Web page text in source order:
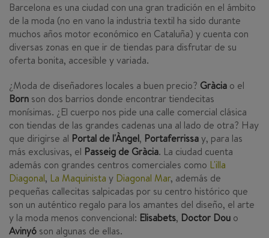
Barcelona es una ciudad con una gran tradición en el ámbito
de la moda (no en vano la industria textil ha sido durante
muchos años motor económico en Cataluña) y cuenta con
diversas zonas en que ir de tiendas para disfrutar de su
oferta bonita, accesible y variada.
¿Moda de diseñadores locales a buen precio? Gràcia o el
Born son dos barrios donde encontrar tiendecitas
monísimas. ¿El cuerpo nos pide una calle comercial clásica
con tiendas de las grandes cadenas una al lado de otra? Hay
que dirigirse al Portal de l'Àngel, Portaferrissay, para las
más exclusivas, el Passeig de Gràcia. La ciudad cuenta
además con grandes centros comerciales como L'illa
Diagonal, La Maquinista y Diagonal Mar, además de
pequeñas callecitas salpicadas por su centro histórico que
son un auténtico regalo para los amantes del diseño, el arte
y la moda menos convencional: Elisabets, Doctor Dou o
Avinyó son algunas de ellas.